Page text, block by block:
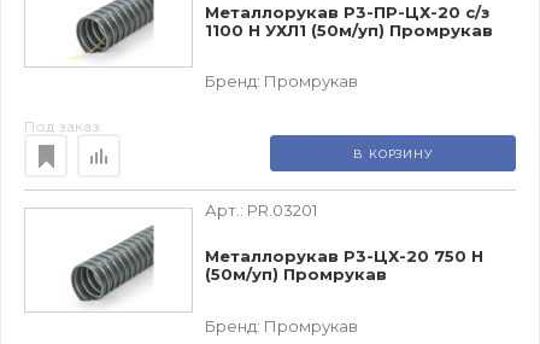
Металлорукав Р3-ПР-ЦХ-20 с/з
1100 Н УХЛ1 (50м/уп) Промрукав
Бренд: Промрукав
Под заказ
В КОРЗИНУ
Арт.: PR.03201
Металлорукав Р3-ЦХ-20 750 Н
(50м/уп) Промрукав
Бренд: Промрукав